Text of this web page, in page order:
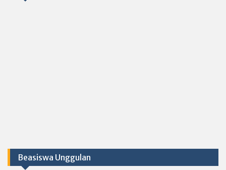
Beasiswa Unggulan